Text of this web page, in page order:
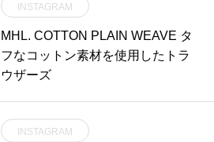
ge windowpane linen#linen#shirt#t
rousers#matureha #hausmatsue #
島根#松江
INSTAGRAM
MHL. COTTON PLAIN WEAVE タ
フなコットン素材を使用したトラ
ウザーズ
INSTAGRAM